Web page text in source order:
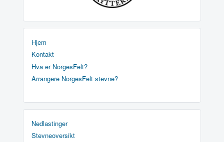
Hjem
Kontakt
Hva er NorgesFelt?
Arrangere NorgesFelt stevne?
Nedlastinger
Stevneoversikt